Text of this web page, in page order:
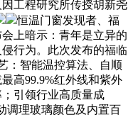
工程研究所传授胡新尧
恒温门窗发现者、福
上暗示：青年是立异的
行为。此次发布的福临
：智能温控算法、自顺
高99.9%红外线和紫外
引领行业高质量成
调理玻璃颜色及内置百